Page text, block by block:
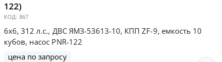
122)
КОД: 867
6х6, 312 л.с., ДВС ЯМЗ-53613-10, КПП ZF-9, емкость 10
кубов, насос PNR-122
цена по запросу